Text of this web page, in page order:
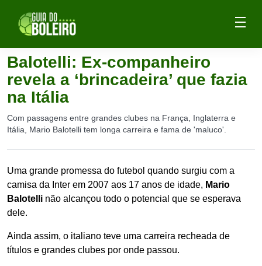
Balotelli: Ex-companheiro
revela a ‘brincadeira’ que fazia
na Itália
Com passagens entre grandes clubes na França, Inglaterra e
Itália, Mario Balotelli tem longa carreira e fama de 'maluco'.
Uma grande promessa do futebol quando surgiu com a
camisa da Inter em 2007 aos 17 anos de idade, Mario
Balotelli não alcançou todo o potencial que se esperava
dele.
Ainda assim, o italiano teve uma carreira recheada de
títulos e grandes clubes por onde passou.